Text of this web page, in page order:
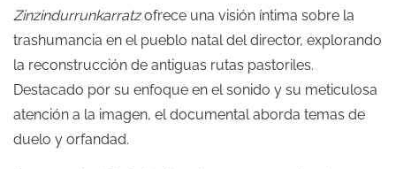
Zinzindurrunkarratzofrece una visión íntima sobre la
trashumancia en el pueblo natal del director, explorando
la reconstrucción de antiguas rutas pastoriles.
Destacado por su enfoque en el sonido y su meticulosa
atención a la imagen, el documental aborda temas de
duelo y orfandad.